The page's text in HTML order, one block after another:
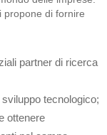
propone di fornire
partner di ricerca
tecnologico;
ottenere